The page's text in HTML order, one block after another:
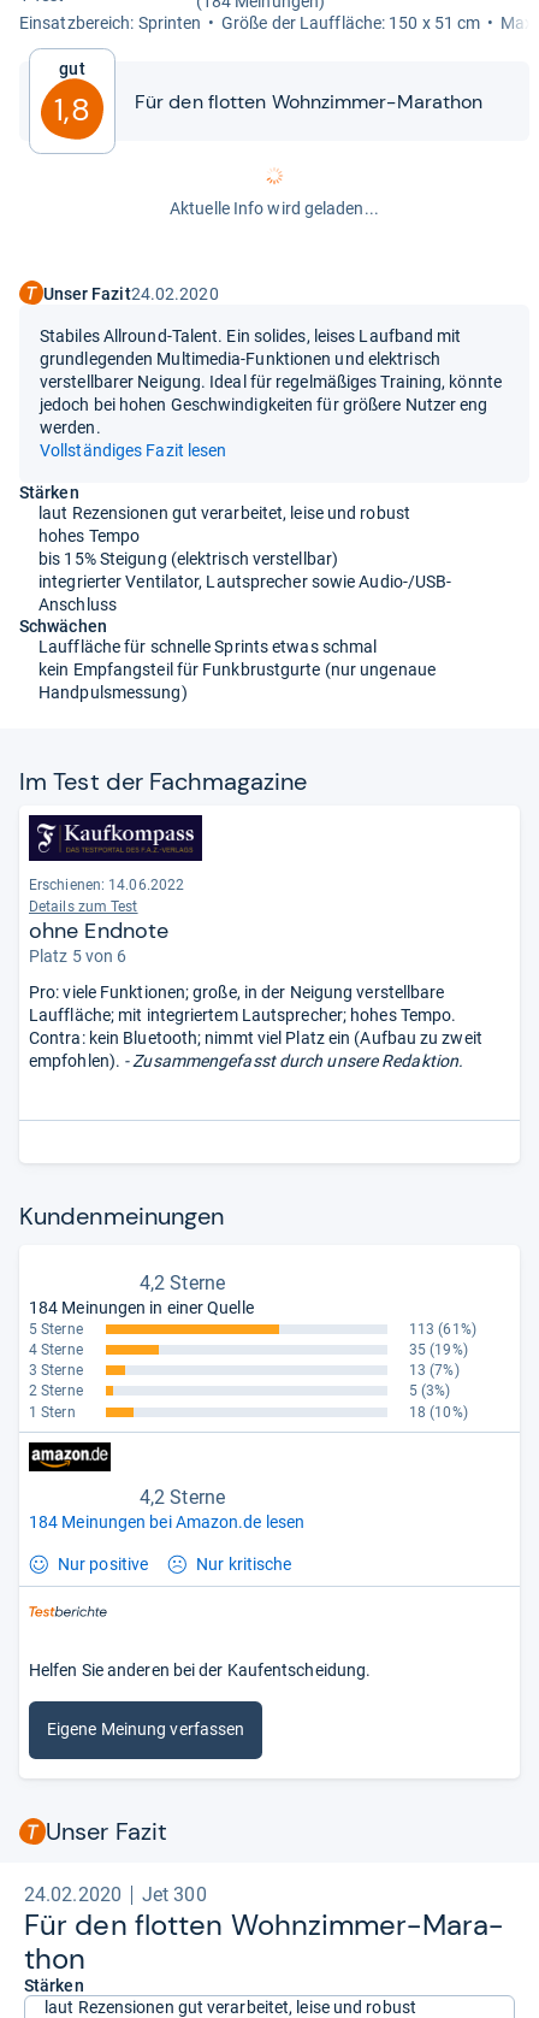
Ein­satz­be­reich: Sprin­ten
Größe der Lauf­flä­che: 150 x 51 cm
Gut
1,8 Für den flot­ten Wohn­zim­mer-​​Mara­thon
Aktuelle Info wird geladen...
Unser Fazit24.02.2020
Stabiles Allround-Talent. Ein solides, leises Laufband mit
grundlegenden Multimedia-Funktionen und elektrisch
verstellbarer Neigung. Ideal für regelmäßiges Training, könnte
jedoch bei hohen Geschwindigkeiten für größere Nutzer eng
werden.
Vollständiges Fazit lesen
Stärken
laut Rezensionen gut verarbeitet, leise und robust
hohes Tempo
bis 15% Steigung (elektrisch verstellbar)
integrierter Ventilator, Lautsprecher sowie Audio-/USB-
Anschluss
Schwächen
Lauffläche für schnelle Sprints etwas schmal
kein Empfangsteil für Funkbrustgurte (nur ungenaue
Handpulsmessung)
Im Test der Fach­ma­ga­zine
Erschienen: 14.06.2022
Details zum Test
ohne Endnote
Platz 5 von 6
Pro: viele Funktionen; große, in der Neigung verstellbare
Lauffläche; mit integriertem Lautsprecher; hohes Tempo.
Contra: kein Bluetooth; nimmt viel Platz ein (Aufbau zu zweit
empfohlen). - Zusammengefasst durch unsere Redaktion.
Kun­den­mei­nun­gen
4,2 Sterne
184 Meinungen in einer Quelle
5 Sterne 113 (61%)
4 Sterne
35 (19%)
3 Sterne
13 (7%)
2 Sterne
5 (3%)
1 Stern
18 (10%)
4,2 Sterne
184 Meinungen bei Amazon.de lesen
Nur positive Nur kritische
Helfen Sie anderen bei der Kaufentscheidung.
Eigene Meinung verfassen
Unser Fazit
24.02.2020 Jet 300
Für den flot­ten Wohn­zim­mer-​Mara­
thon
Stärken
laut Rezensionen gut verarbeitet, leise und robust